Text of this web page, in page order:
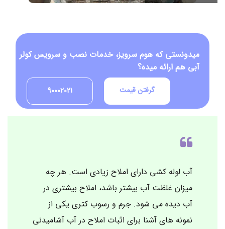
میدونستی که هوم سرویز، خدمات نصب و سرویس کولر
آبی هم ارائه میده؟
90002021 گرفتن قیمت
آب لوله کشی دارای املاح زیادی است. هر چه
میزان غلظت آب بیشتر باشد، املاح بیشتری در
آب دیده می شود. جرم و رسوب کتری یکی از
نمونه های آشنا برای اثبات املاح در آب آشامیدنی